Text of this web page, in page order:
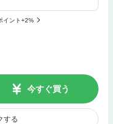
イント+2%
今すぐ買う
する